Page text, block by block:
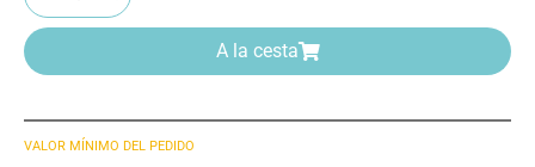
A la cesta
VALOR MÍNIMO DEL PEDIDO